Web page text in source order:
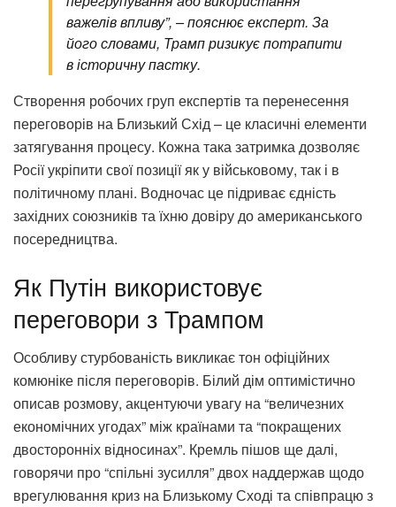
важелів впливу”, – пояснює експерт. За
його словами, Трамп ризикує потрапити
в історичну пастку.
Створення робочих груп експертів та перенесення
переговорів на Близький Схід – це класичні елементи
затягування процесу. Кожна така затримка дозволяє
Росії укріпити свої позиції як у військовому, так і в
політичному плані. Водночас це підриває єдність
західних союзників та їхню довіру до американського
посередництва.
Як Путін використовує
переговори з Трампом
Особливу стурбованість викликає тон офіційних
комюніке після переговорів. Білий дім оптимістично
описав розмову, акцентуючи увагу на “величезних
економічних угодах” між країнами та “покращених
двосторонніх відносинах”. Кремль пішов ще далі,
говорячи про “спільні зусилля” двох наддержав щодо
врегулювання криз на Близькому Сході та співпрацю з